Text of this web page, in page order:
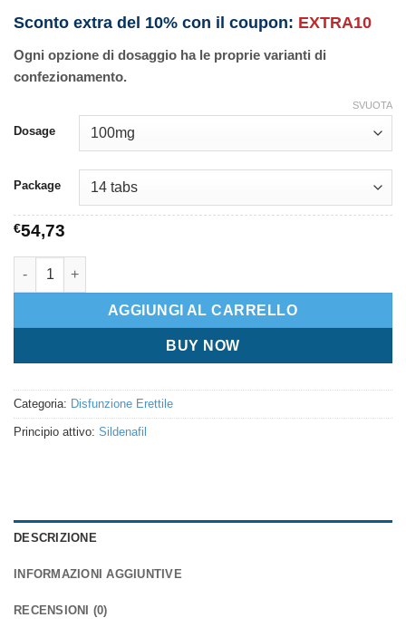
Sconto extra del 10% con il coupon: EXTRA10
Ogni opzione di dosaggio ha le proprie varianti di
confezionamento.
Dosage
Package
SVUOTA
€54,73
Kamagra Effervescent quantità
AGGIUNGI AL CARRELLO
BUY NOW
Categoria: Disfunzione Erettile
Principio attivo: Sildenafil
DESCRIZIONE
INFORMAZIONI AGGIUNTIVE
RECENSIONI (0)